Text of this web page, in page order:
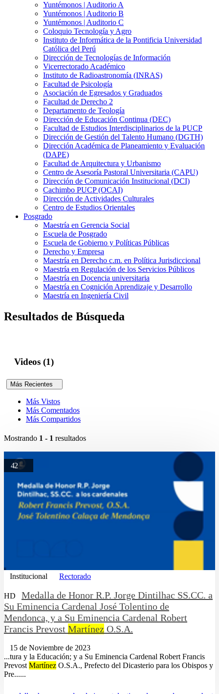
Yuntémonos | Auditorio A
Yuntémonos | Auditorio B
Yuntémonos | Auditorio C
Coloquio Tecnología y Agro
Instituto de Informática de la Pontificia Universidad
Católica del Perú
Dirección de Tecnologías de Información
Vicerrectorado Académico
Instituto de Radioastronomía (INRAS)
Facultad de Psicología
Asociación de Egresados y Graduados
Facultad de Derecho 2
Departamento de Teología
Dirección de Educación Continua (DEC)
Facultad de Estudios Interdisciplinarios de la PUCP
Dirección de Gestión del Talento Humano (DGTH)
Dirección Académica de Planeamiento y Evaluación
(DAPE)
Facultad de Arquitectura y Urbanismo
Centro de Asesoría Pastoral Universitaria (CAPU)
Dirección de Comunicación Institucional (DCI)
Cachimbo PUCP (OCAI)
Dirección de Actividades Culturales
Centro de Estudios Orientales
Posgrado
Maestría en Gerencia Social
Escuela de Posgrado
Escuela de Gobierno y Políticas Públicas
Derecho y Empresa
Maestría en Derecho c.m. en Política Jurisdiccional
Maestría en Regulación de los Servicios Públicos
Maestría en Docencia universitaria
Maestría en Cognición Aprendizaje y Desarrollo
Maestría en Ingeniería Civil
Resultados de Búsqueda
Videos (1)
Más Recientes
Más Vistos
Más Comentados
Más Compartidos
Mostrando 1 - 1 resultados
42
Institucional Rectorado
HD
Medalla de Honor R.P. Jorge Dintilhac SS.CC. a
Su Eminencia Cardenal José Tolentino de
Mendonca, y a Su Eminencia Cardenal Robert
Francis Prevost Martínez O.S.A.
15 de Noviembre de 2023
...tura y la Educación; y a Su Eminencia Cardenal Robert Francis
Prevost Martínez O.S.A., Prefecto del Dicasterio para los Obispos y
Pre......